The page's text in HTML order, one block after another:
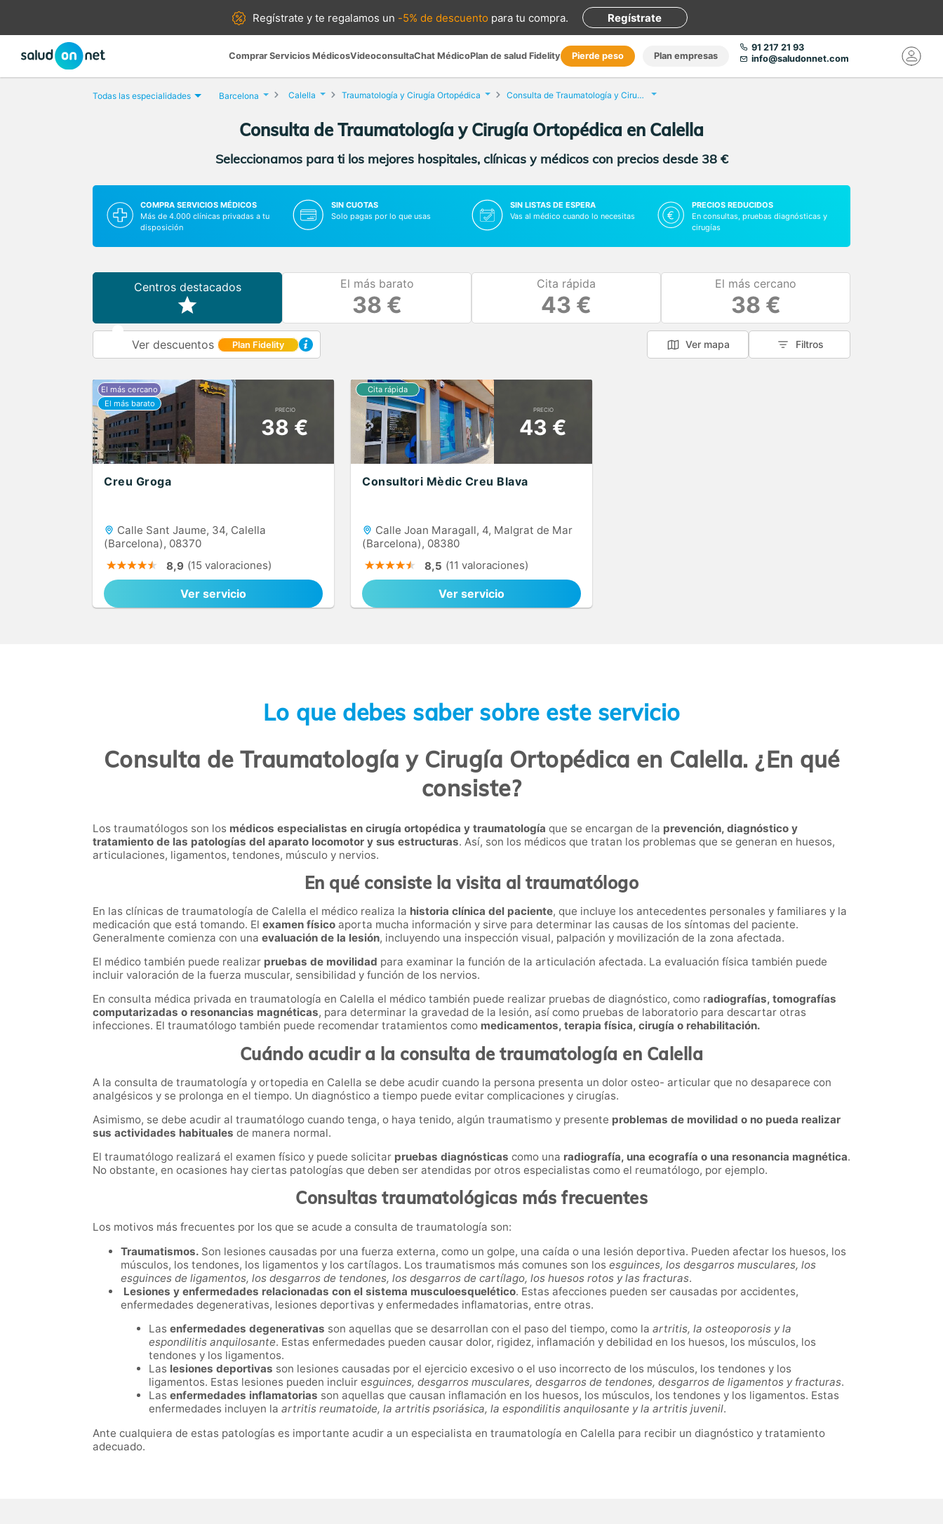
Regístrate yte regalamos un -5% de descuento para tu compra. Regístrate
Comprar Servicios MédicosVideoconsultaChat MédicoPlan de salud Fidelity Pierde peso Plan empresas
91 217 21 93
info@saludonnet.com
Todas las especialidades Barcelona Calella Traumatología y Cirugía Ortopédica Consulta de Traumatología y Cirugía Ortopédica
Consulta de Traumatología y Cirugía Ortopédica en Calella
Seleccionamos para ti los mejores hospitales, clínicas y médicos con precios desde 38 €
COMPRA SERVICIOS MÉDICOS
Más de 4.000 clínicas privadas a tu
disposición
SIN CUOTAS
Solo pagas por lo que usas
SIN LISTAS DE ESPERA
Vas al médico cuando lo necesitas
PRECIOS REDUCIDOS
En consultas, pruebas diagnósticas y
cirugías
Centros destacados El más barato
38 €
Cita rápida
43 €
El más cercano
38 €
Ver descuentos Plan Fidelity Ver mapa Filtros
PRECIO
38 €
Creu Groga
Calle Sant Jaume, 34, Calella
(Barcelona), 08370
8,9 (15 valoraciones)
Ver servicio
PRECIO
43 €
Consultori Mèdic Creu Blava
Calle Joan Maragall, 4, Malgrat de Mar
(Barcelona), 08380
8,5 (11 valoraciones)
Ver servicio
Lo que debes saber sobre este servicio
Consulta de Traumatología y Cirugía Ortopédica en Calella. ¿En qué
consiste?
Los traumatólogos son los médicos especialistas en cirugía ortopédica y traumatología que se encargan de la prevención, diagnóstico y
tratamiento de las patologías del aparato locomotor y sus estructuras. Así, son los médicos que tratan los problemas que se generan en huesos,
articulaciones, ligamentos, tendones, músculo y nervios.
En qué consiste la visita al traumatólogo
En las clínicas de traumatología de Calella el médico realiza la historia clínica del paciente, que incluye los antecedentes personales y familiares y la
medicación que está tomando. El examen físico aporta mucha información y sirve para determinar las causas de los síntomas del paciente.
Generalmente comienza con una evaluación de la lesión, incluyendo una inspección visual, palpación y movilización de la zona afectada.
El médico también puede realizar pruebas de movilidad para examinar la función de la articulación afectada. La evaluación física también puede
incluir valoración de la fuerza muscular, sensibilidad y función de los nervios.
En consulta médica privada en traumatología en Calella el médico también puede realizar pruebas de diagnóstico, como radiografías, tomografías
computarizadas o resonancias magnéticas, para determinar la gravedad de la lesión, así como pruebas de laboratorio para descartar otras
infecciones. El traumatólogo también puede recomendar tratamientos como medicamentos, terapia física, cirugía o rehabilitación.
Cuándo acudir a la consulta de traumatología en Calella
A la consulta de traumatología y ortopedia en Calella se debe acudir cuando la persona presenta un dolor osteo- articular que no desaparece con
analgésicos y se prolonga en el tiempo. Un diagnóstico a tiempo puede evitar complicaciones y cirugías.
Asimismo, se debe acudir al traumatólogo cuando tenga, o haya tenido, algún traumatismo y presente problemas de movilidad o no pueda realizar
sus actividades habituales de manera normal.
El traumatólogo realizará el examen físico y puede solicitar pruebas diagnósticas como una radiografía, una ecografía o una resonancia magnética.
No obstante, en ocasiones hay ciertas patologías que deben ser atendidas por otros especialistas como el reumatólogo, por ejemplo.
Consultas traumatológicas más frecuentes
Los motivos más frecuentes por los que se acude a consulta de traumatología son:
Traumatismos. Son lesiones causadas por una fuerza externa, como un golpe, una caída o una lesión deportiva. Pueden afectar los huesos, los
músculos, los tendones, los ligamentos y los cartílagos. Los traumatismos más comunes son los esguinces, los desgarros musculares, los
esguinces de ligamentos, los desgarros de tendones, los desgarros de cartílago, los huesos rotos y las fracturas.
Lesiones y enfermedades relacionadas con el sistema musculoesquelético. Estas afecciones pueden ser causadas por accidentes,
enfermedades degenerativas, lesiones deportivas y enfermedades inflamatorias, entre otras.
Las enfermedades degenerativas son aquellas que se desarrollan con el paso del tiempo, como la artritis, la osteoporosis y la
espondilitis anquilosante. Estas enfermedades pueden causar dolor, rigidez, inflamación y debilidad en los huesos, los músculos, los
tendones y los ligamentos.
Las lesiones deportivas son lesiones causadas por el ejercicio excesivo o el uso incorrecto de los músculos, los tendones y los
ligamentos. Estas lesiones pueden incluir esguinces, desgarros musculares, desgarros de tendones, desgarros de ligamentos y fracturas.
Las enfermedades inflamatorias son aquellas que causan inflamación en los huesos, los músculos, los tendones y los ligamentos. Estas
enfermedades incluyen la artritis reumatoide, la artritis psoriásica, la espondilitis anquilosante y la artritis juvenil.
Ante cualquiera de estas patologías es importante acudir a un especialista en traumatología en Calella para recibir un diagnóstico y tratamiento
adecuado.